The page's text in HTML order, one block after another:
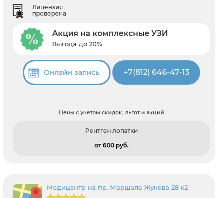
Лицензия
проверена
Акция на комплексные УЗИ
Выгода до 20%
Онлайн запись +7(812) 646-47-13
Цены с учетом скидок, льгот и акций
Рентген лопатки
от 600 pуб.
Медицентр на пр. Маршала Жукова 28 к2